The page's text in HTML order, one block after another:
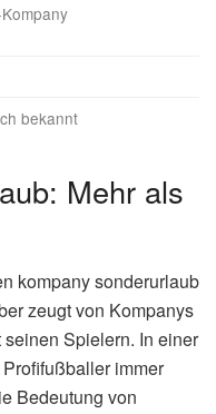
bekannt
Mehr als
kompany sonderurlaub
zeugt von Kompanys
Spielern. In einer
immer
Bedeutung von